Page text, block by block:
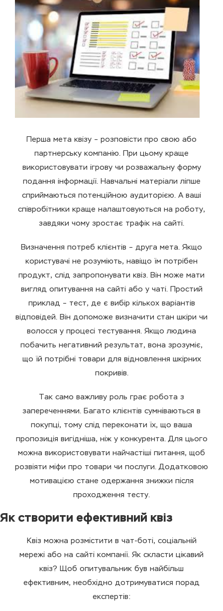
Перша мета квізу – розповісти про свою або
партнерську компанію. При цьому краще
використовувати ігрову чи розважальну форму
подання інформації. Навчальні матеріали ліпше
сприймаються потенційною аудиторією. А ваші
співробітники краще налаштовуються на роботу,
завдяки чому зростає трафік на сайті.
Визначення потреб клієнтів – друга мета. Якщо
користувачі не розуміють, навіщо їм потрібен
продукт, слід запропонувати квіз. Він може мати
вигляд опитування на сайті або у чаті. Простий
приклад – тест, де є вибір кількох варіантів
відповідей. Він допоможе визначити стан шкіри чи
волосся у процесі тестування. Якщо людина
побачить негативний результат, вона зрозуміє,
що їй потрібні товари для відновлення шкірних
покривів.
Так само важливу роль грає робота з
запереченнями. Багато клієнтів сумніваються в
покупці, тому слід переконати їх, що ваша
пропозиція вигідніша, ніж у конкурента. Для цього
можна використовувати найчастіші питання, щоб
розвіяти міфи про товари чи послуги. Додатковою
мотивацією стане одержання знижки після
проходження тесту.
Як створити ефективний квіз
Квіз можна розмістити в чат-боті, соціальній
мережі або на сайті компанії. Як скласти цікавий
квіз? Щоб опитувальник був найбільш
ефективним, необхідно дотримуватися порад
експертів: